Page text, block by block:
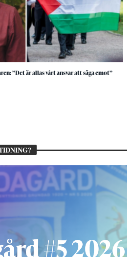
”Det är allas vårt ansvar att säga emot”